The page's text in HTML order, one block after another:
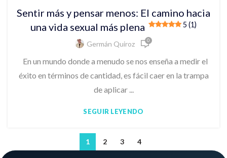
Sentir más y pensar menos: El camino hacia
una vida sexual más plena
5 (1)
Germán Quiroz 0
En un mundo donde a menudo se nos enseña a medir el
éxito en términos de cantidad, es fácil caer en la trampa
de aplicar ...
SEGUIR LEYENDO
1 2 3 4